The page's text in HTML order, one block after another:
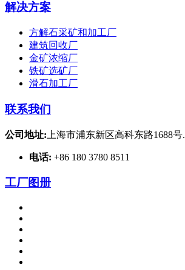
解决方案
方解石采矿和加工厂
建筑回收厂
金矿浓缩厂
铁矿选矿厂
滑石加工厂
联系我们
公司地址: 上海市浦东新区高科东路1688号.
电话: +86 180 3780 8511
工厂图册